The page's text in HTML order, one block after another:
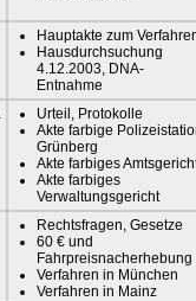
Hauptakte zum
Hausdurchsuchung
4.12.2003, DNA-
Entnahme
Urteil, Protokolle
Akte farbige
Grünberg
Akte farbiges
Akte farbiges
Verwaltungsgericht
Rechtsfragen, Gesetze
60 € und
Fahrpreisnacherhebung
Verfahren in München
Verfahren in Mainz